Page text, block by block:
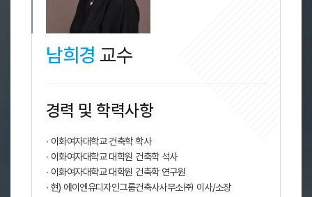
남희경 교수
경력 및 학력사항
∙ 이화여자대학교 건축학 학사
∙ 이화여자대학교 대학원 건축학 석사
∙ 이화여자대학교 대학원 건축학 연구원
∙ 현) 에이엔유디자인그룹건축사사무소㈜ 이사/소장